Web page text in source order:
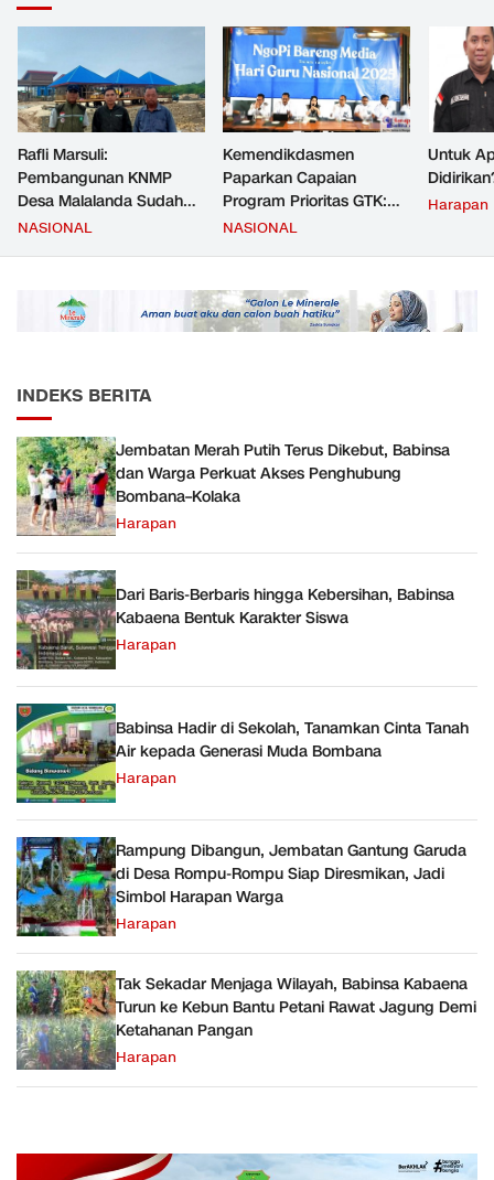
Rafli Marsuli:
Pembangunan KNMP
Desa Malalanda Sudah
Mencapai 69 Persen dan
JMD dan JMF
NASIONAL
Kemendikdasmen
Paparkan Capaian
Program Prioritas GTK:
Kompetensi Meningkat,
NASIONAL
Untuk
Harapan
INDEKS BERITA
Jembatan Merah Putih Terus Dikebut, Babinsa
dan Warga Perkuat Akses Penghubung
Bombana–Kolaka
Harapan
Dari Baris-Berbaris hingga Kebersihan, Babinsa
Kabaena Bentuk Karakter Siswa
Harapan
Babinsa Hadir di Sekolah, Tanamkan Cinta Tanah
Air kepada Generasi Muda Bombana
Harapan
Rampung Dibangun, Jembatan Gantung Garuda
di Desa Rompu-Rompu Siap Diresmikan, Jadi
Simbol Harapan Warga
Harapan
Tak Sekadar Menjaga Wilayah, Babinsa Kabaena
Turun ke Kebun Bantu Petani Rawat Jagung Demi
Ketahanan Pangan
Harapan